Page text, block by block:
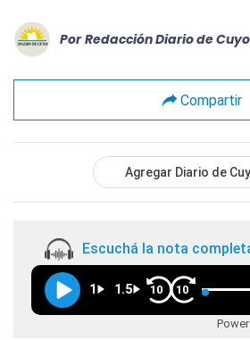
Por Redacción Diario de Cuyo
Compartir
Agregar Diario de
Escuchá la nota
1 1.5 10 10